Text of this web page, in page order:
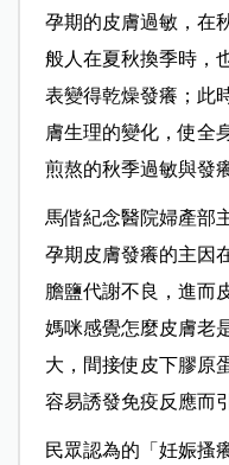
孕期的皮膚過敏，在
般人在夏秋換季時，
表變得乾燥發癢；此
膚生理的變化，使全
煎熬的秋季過敏與發
馬偕紀念醫院婦產部
孕期皮膚發癢的主因
膽鹽代謝不良，進而
媽咪感覺怎麼皮膚老
大，間接使皮下膠原
容易誘發免疫反應而
民眾認為的「妊娠搔